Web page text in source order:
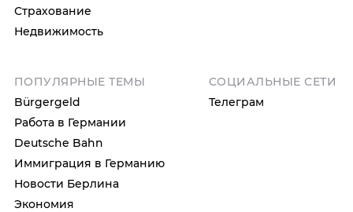
Страхование
Недвижимость
ПОПУЛЯРНЫЕ ТЕМЫ
Bürgergeld
Работа в Германии
Deutsche Bahn
Иммиграция в Германию
Новости Берлина
Экономия
СОЦИАЛЬНЫЕ СЕТИ
Телеграм